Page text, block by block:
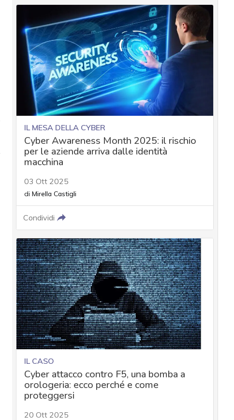
IL MESA DELLA CYBER
Cyber Awareness Month 2025: il rischio
per le aziende arriva dalle identità
macchina
03 Ott 2025
di Mirella Castigli
Condividi
IL CASO
Cyber attacco contro F5, una bomba a
orologeria: ecco perché e come
proteggersi
20 Ott 2025